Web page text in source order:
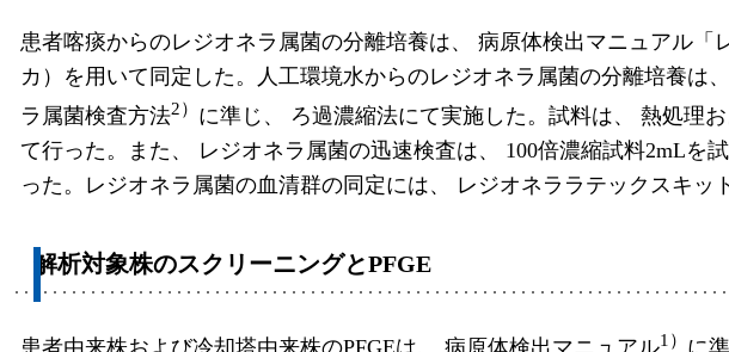
患者喀痰からのレジオネラ属菌の分離培養は、 病原体検出マニュアル「
カ）を用いて同定した。人工環境水からのレジオネラ属菌の分離培養は
ラ属菌検査方法2） に準じ、 ろ過濃縮法にて実施した。試料は、 熱処理
て行った。また、 レジオネラ属菌の迅速検査は、 100倍濃縮試料2mLを
った。レジオネラ属菌の血清群の同定には、 レジオネララテックスキッ
解析対象株のスクリーニングとPFGE
1）